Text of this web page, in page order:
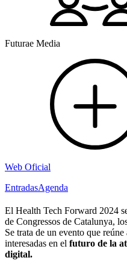
Futurae Media
Web Oficial
EntradasAgenda
El Health Tech Forward 2024
de Congressos de Catalunya,
Se trata de un evento que
interesadas en el futuro de la
digital.